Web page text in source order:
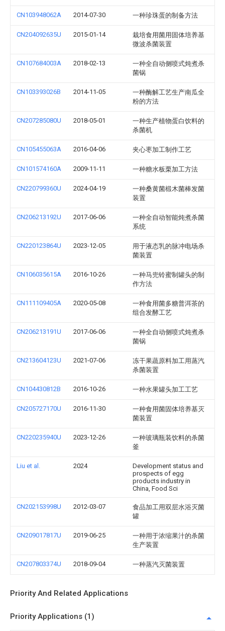
CN103948062A 2014-07-30 一种珍珠蛋的制备方法
CN204092635U 2015-01-14
栽培食用菌用固体培养基
微波杀菌装置
CN107684003A 2018-02-13
一种全自动侧喷式炖煮杀
菌锅
CN103393026B 2014-11-05
一种酶解工艺生产南瓜全
粉的方法
CN207285080U 2018-05-01
一种生产植物蛋白饮料的
杀菌机
CN105455063A 2016-04-06 夹心枣加工制作工艺
CN101574160A 2009-11-11 一种糖水板栗加工方法
CN220799360U 2024-04-19
一种桑黄菌椴木菌棒发菌
装置
CN206213192U 2017-06-06
一种全自动智能炖煮杀菌
系统
CN220123864U 2023-12-05
用于液态乳的脉冲电场杀
菌装置
CN106035615A 2016-10-26
一种马兜铃蜜制罐头的制
作方法
CN111109405A 2020-05-08
一种食用菌多糖普洱茶的
组合发酵工艺
CN206213191U 2017-06-06
一种全自动侧喷式炖煮杀
菌锅
CN213604123U 2021-07-06
冻干果蔬原料加工用蒸汽
杀菌装置
CN104430812B 2016-10-26 一种水果罐头加工工艺
CN205727170U 2016-11-30
一种食用菌固体培养基灭
菌装置
CN220235940U 2023-12-26
一种玻璃瓶装饮料的杀菌
釜
Liu et al. 2024
Development status and
prospects of egg
products industry in
China, Food Sci
CN202153998U 2012-03-07
食品加工用双层水浴灭菌
罐
CN209017817U 2019-06-25
一种用于浓缩果汁的杀菌
生产装置
CN207803374U 2018-09-04 一种蒸汽灭菌装置
Priority And Related Applications
Priority Applications (1)